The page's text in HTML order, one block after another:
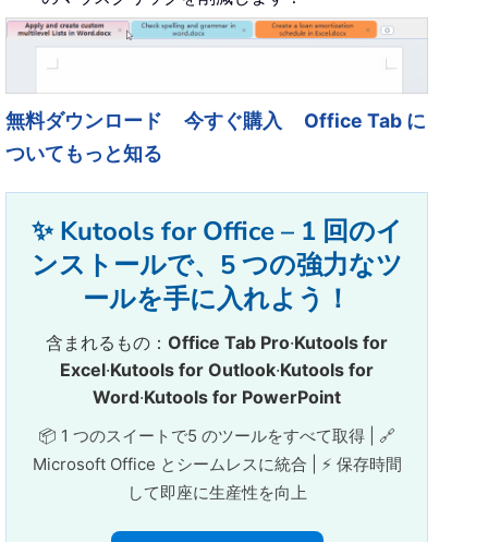
無料ダウンロード 今すぐ購入
Office Tab に
ついてもっと知る
✨ Kutools for Office – 1 回のイ
ンストールで、5 つの強力なツ
ールを手に入れよう！
含まれるもの： Office Tab Pro·Kutools for
Excel·Kutools for Outlook·Kutools for
Word·Kutools for PowerPoint
📦 1 つのスイートで5 のツールをすべて取得 | 🔗
Microsoft Office とシームレスに統合 | ⚡ 保存時間
して即座に生産性を向上